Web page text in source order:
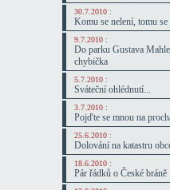
30.7.2010 :
Komu se nelení, tomu se
9.7.2010 :
Do parku Gustava
chybička
5.7.2010 :
Sváteční ohlédnutí...
3.7.2010 :
Pojďte se mnou na
25.6.2010 :
Dolování na katastru
18.6.2010 :
Pár řádků o České bráně